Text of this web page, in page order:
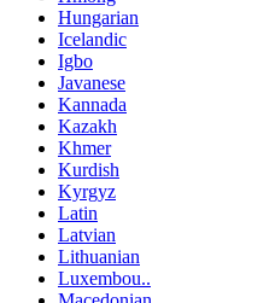
Hungarian
Icelandic
Igbo
Javanese
Kannada
Kazakh
Khmer
Kurdish
Kyrgyz
Latin
Latvian
Lithuanian
Luxembou..